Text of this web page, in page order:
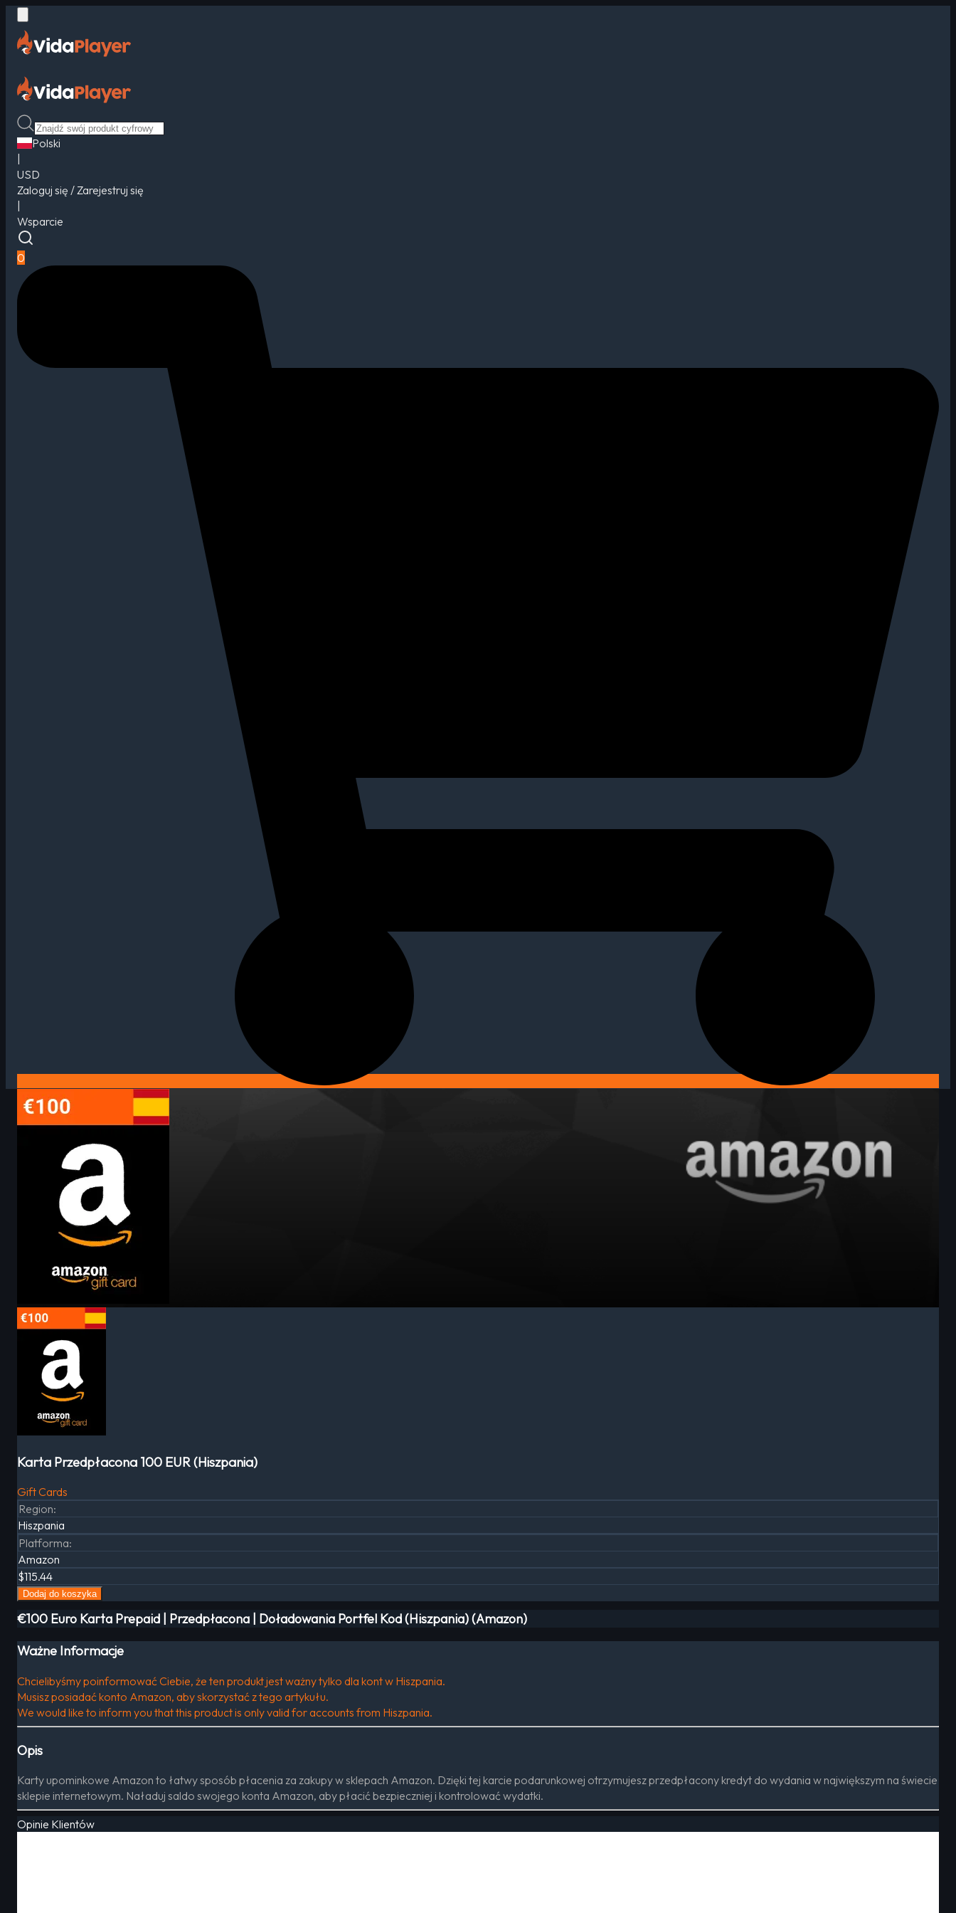
Polski
USD
Zaloguj się / Zarejestruj się
Wsparcie
0
Karta Przedpłacona 100 EUR (Hiszpania)
Gift Cards
Region:
Hiszpania
Platforma:
Amazon
$115.44
Dodaj do koszyka
€100 Euro Karta Prepaid | Przedpłacona | Doładowania Portfel Kod (Hiszpania) (Amazon)
Ważne Informacje
Chcielibyśmy poinformować Ciebie, że ten produkt jest ważny tylko dla kont w Hiszpania.
Musisz posiadać konto Amazon, aby skorzystać z tego artykułu.
We would like to inform you that this product is only valid for accounts from Hiszpania.
Opis
Karty upominkowe Amazon to łatwy sposób płacenia za zakupy w sklepach Amazon. Dzięki tej karcie podarunkowej otrzymujesz przedpłacony kredyt do wydania w największym na świecie
sklepie internetowym. Naładuj saldo swojego konta Amazon, aby płacić bezpieczniej i kontrolować wydatki.
Opinie Klientów